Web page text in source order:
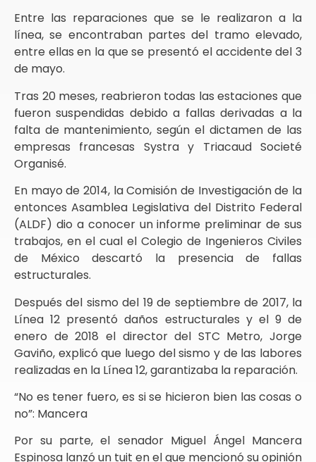
Entre las reparaciones que se le realizaron a la
línea, se encontraban partes del tramo elevado,
entre ellas en la que se presentó el accidente del 3
de mayo.
Tras 20 meses, reabrieron todas las estaciones que
fueron suspendidas debido a fallas derivadas a la
falta de mantenimiento, según el dictamen de las
empresas francesas Systra y Triacaud Societé
Organisé.
En mayo de 2014, la Comisión de Investigación de la
entonces Asamblea Legislativa del Distrito Federal
(ALDF) dio a conocer un informe preliminar de sus
trabajos, en el cual el Colegio de Ingenieros Civiles
de México descartó la presencia de fallas
estructurales.
Después del sismo del 19 de septiembre de 2017, la
Línea 12 presentó daños estructurales y el 9 de
enero de 2018 el director del STC Metro, Jorge
Gaviño, explicó que luego del sismo y de las labores
realizadas en la Línea 12, garantizaba la reparación.
“No es tener fuero, es si se hicieron bien las cosas o
no”: Mancera
Por su parte, el senador Miguel Ángel Mancera
Espinosa lanzó un tuit en el que mencionó su opinión